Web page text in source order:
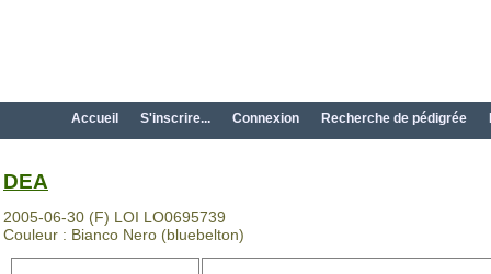
Accueil S'inscrire... Connexion Recherche de pédigrée
DEA
2005-06-30 (F) LOI LO0695739
Couleur : Bianco Nero (bluebelton)